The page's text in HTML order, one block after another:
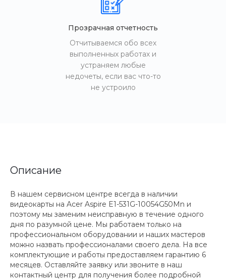
Прозрачная отчетность
Отчитываемся обо всех
выполненных работах и
устраняем любые
недочеты, если вас что-то
не устроило
Описание
В нашем сервисном центре всегда в наличии
видеокарты на Acer Aspire E1-531G-10054G50Mn и
поэтому мы заменим неисправную в течение одного
дня по разумной цене. Мы работаем только на
профессиональном оборудовании и наших мастеров
можно назвать профессионалами своего дела. На все
комплектующие и работы предоставляем гарантию 6
месяцев. Оставляйте заявку или звоните в наш
контактный центр для получения более подробной